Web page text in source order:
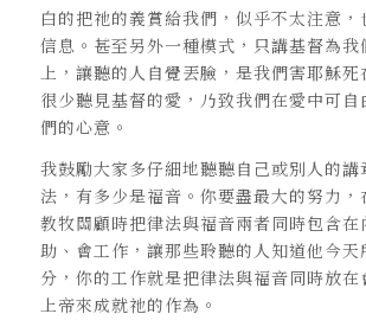
白的把祂的義賞給我們，似乎不太注意，
信息。甚至另外一種模式，只講基督為我
上，讓聽的人自覺丟臉，是我們害耶穌死
很少聽見基督的愛，乃致我們在愛中可
們的心意。
我鼓勵大家多仔細地聽聽自己或別人的講
法，有多少是福音。你要盡最大的努力，
教牧關顧時把律法與福音兩者同時包含在
助、會工作，讓那些聆聽的人知道他今天
分，你的工作就是把律法與福音同時放
上帝來成就祂的作為。